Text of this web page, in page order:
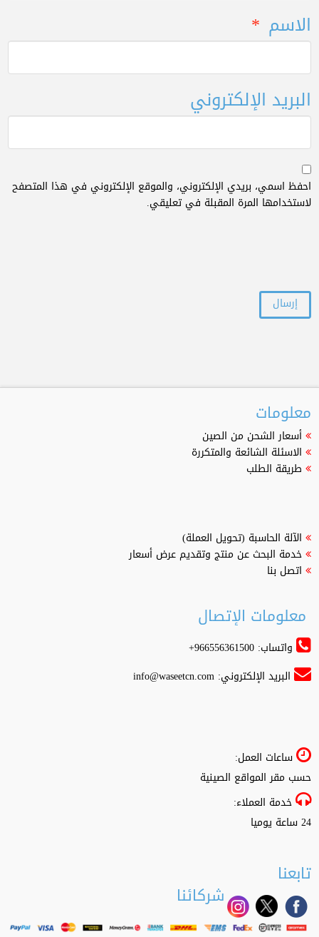
الاسم *
البريد الإلكتروني
احفظ اسمي، بريدي الإلكتروني، والموقع الإلكتروني في هذا المتصفح
لاستخدامها المرة المقبلة في تعليقي.
معلومات
أسعار الشحن من الصين
الاسئلة الشائعة والمتكررة
طريقة الطلب
الآلة الحاسبة (تحويل العملة)
خدمة البحث عن منتج وتقديم عرض أسعار
اتصل بنا
معلومات الإتصال
واتساب: 966556361500+
البريد الإلكتروني:info@waseetcn.com
ساعات العمل:
حسب مقر المواقع الصينية
خدمة العملاء:
24 ساعة يوميا
تابعنا
شركائنا